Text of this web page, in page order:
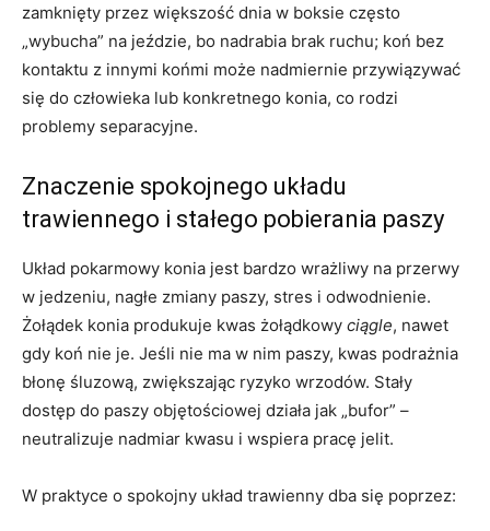
zamknięty przez większość dnia w boksie często
„wybucha” na jeździe, bo nadrabia brak ruchu; koń bez
kontaktu z innymi końmi może nadmiernie przywiązywać
się do człowieka lub konkretnego konia, co rodzi
problemy separacyjne.
Znaczenie spokojnego układu
trawiennego i stałego pobierania paszy
Układ pokarmowy konia jest bardzo wrażliwy na przerwy
w jedzeniu, nagłe zmiany paszy, stres i odwodnienie.
Żołądek konia produkuje kwas żołądkowy ciągle, nawet
gdy koń nie je. Jeśli nie ma w nim paszy, kwas podrażnia
błonę śluzową, zwiększając ryzyko wrzodów. Stały
dostęp do paszy objętościowej działa jak „bufor” –
neutralizuje nadmiar kwasu i wspiera pracę jelit.
W praktyce o spokojny układ trawienny dba się poprzez: